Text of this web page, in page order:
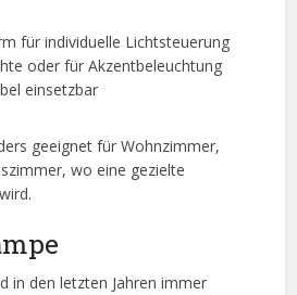
für individuelle Lichtsteuerung
oder für Akzentbeleuchtung
einsetzbar
geeignet für Wohnzimmer,
wo eine gezielte
in den letzten Jahren immer